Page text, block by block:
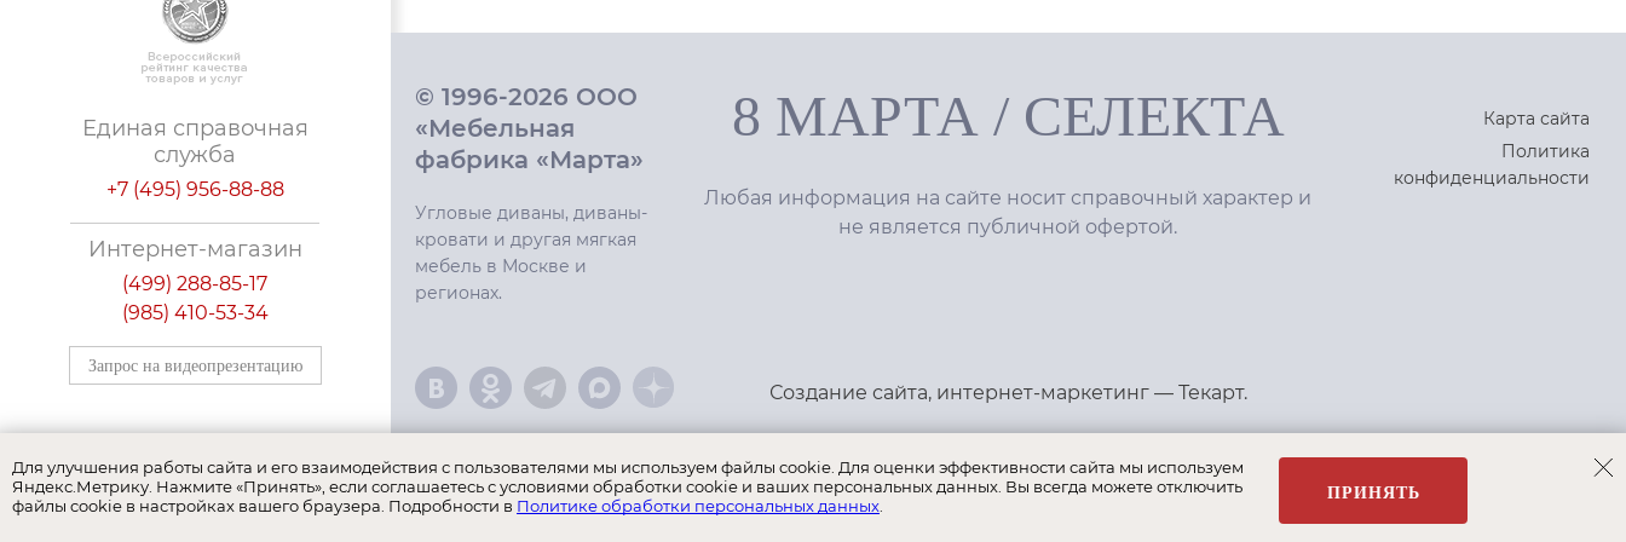
Единая справочная
служба
+7 (495) 956-88-88
Интернет-магазин
(499) 288-85-17
(985) 410-53-34
Запрос на видеопрезентацию
© 1996-2026 ООО
«Мебельная
фабрика «Марта»
Угловые диваны, диваны-
кровати и другая мягкая
мебель в Москве и
регионах.
8 МАРТА/ СЕЛЕКТА
Любая информация на сайте носит справочный характер и
не является публичной офертой.
Карта сайта
Политика
конфиденциальности
Создание сайта, интернет-маркетинг— Текарт.
Наши бренды: 8 Марта Селекта Albert&Shtein
Для улучшения работы сайта и его взаимодействия с пользователями мы используем файлы cookie. Для оценки эффективности сайта мы используем
Яндекс.Метрику. Нажмите «Принять», если соглашаетесь с условиями обработки cookie и ваших персональных данных. Вы всегда можете отключить
файлы cookie в настройках вашего браузера. Подробности в Политике обработки персональных данных
ПРИНЯТЬ